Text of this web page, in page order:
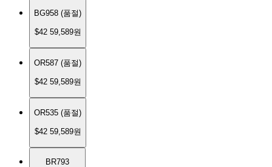
BG958 (품절)
$42 59,589원
OR587 (품절)
$42 59,589원
OR535 (품절)
$42 59,589원
BR793